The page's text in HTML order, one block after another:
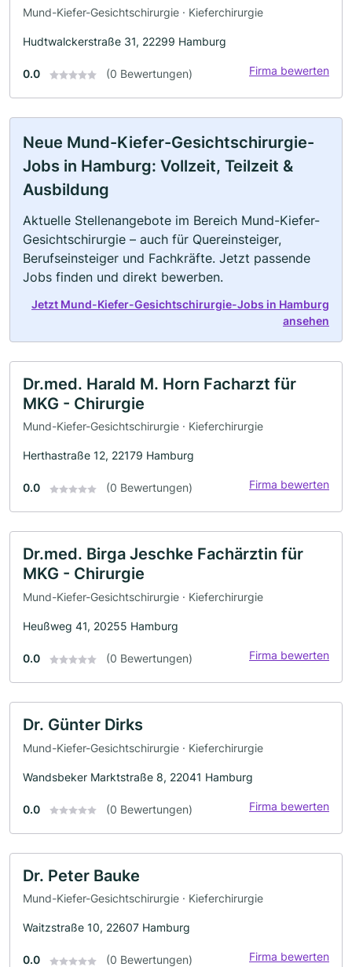
Mund-Kiefer-Gesichtschirurgie · Kieferchirurgie
Hudtwalckerstraße 31, 22299 Hamburg
0.0 (0 Bewertungen) Firma bewerten
Neue Mund-Kiefer-Gesichtschirurgie-
Jobs in Hamburg: Vollzeit, Teilzeit &
Ausbildung
Aktuelle Stellenangebote im Bereich Mund-Kiefer-
Gesichtschirurgie – auch für Quereinsteiger,
Berufseinsteiger und Fachkräfte. Jetzt passende
Jobs finden und direkt bewerben.
Jetzt Mund-Kiefer-Gesichtschirurgie-Jobs in Hamburg
ansehen
Dr.med. Harald M. Horn Facharzt für
MKG - Chirurgie
Mund-Kiefer-Gesichtschirurgie · Kieferchirurgie
Herthastraße 12, 22179 Hamburg
0.0 (0 Bewertungen) Firma bewerten
Dr.med. Birga Jeschke Fachärztin für
MKG - Chirurgie
Mund-Kiefer-Gesichtschirurgie · Kieferchirurgie
Heußweg 41, 20255 Hamburg
0.0 (0 Bewertungen) Firma bewerten
Dr. Günter Dirks
Mund-Kiefer-Gesichtschirurgie · Kieferchirurgie
Wandsbeker Marktstraße 8, 22041 Hamburg
0.0 (0 Bewertungen) Firma bewerten
Dr. Peter Bauke
Mund-Kiefer-Gesichtschirurgie · Kieferchirurgie
Waitzstraße 10, 22607 Hamburg
0.0 (0 Bewertungen) Firma bewerten